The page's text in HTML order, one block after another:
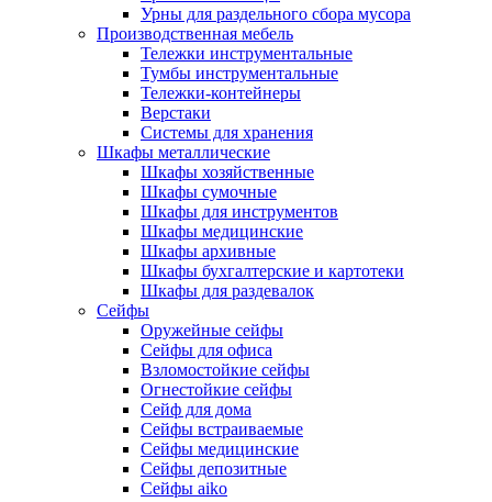
Урны для раздельного сбора мусора
Производственная мебель
Тележки инструментальные
Тумбы инструментальные
Тележки-контейнеры
Верстаки
Системы для хранения
Шкафы металлические
Шкафы хозяйственные
Шкафы сумочные
Шкафы для инструментов
Шкафы медицинские
Шкафы архивные
Шкафы бухгалтерские и картотеки
Шкафы для раздевалок
Сейфы
Оружейные сейфы
Сейфы для офиса
Взломостойкие сейфы
Огнестойкие сейфы
Cейф для дома
Сейфы встраиваемые
Сейфы медицинские
Сейфы депозитные
Сейфы aiko